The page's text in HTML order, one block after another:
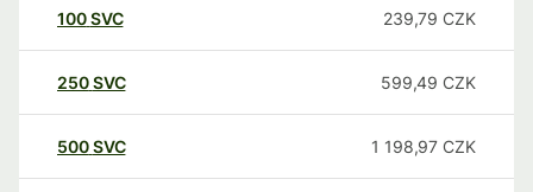
100SVC 239,79 CZK
250SVC 599,49 CZK
500SVC 1 198,97 CZK